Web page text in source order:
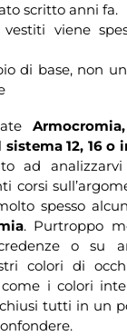
scritto anni fa.
viene
di base, non
sistema 12, 16
ad
corsi
spesso
. Purtroppo
o su
colori di
i colori
tutti in un